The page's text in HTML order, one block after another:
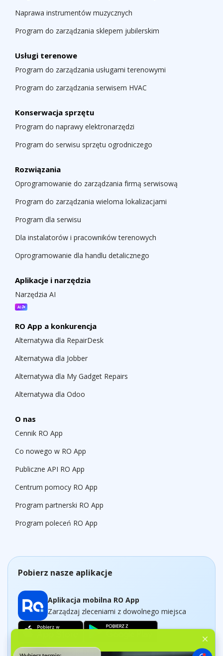
Naprawa instrumentów muzycznych
Program do zarządzania sklepem jubilerskim
Usługi terenowe
Program do zarządzania usługami terenowymi
Program do zarządzania serwisem HVAC
Konserwacja sprzętu
Program do naprawy elektronarzędzi
Program do serwisu sprzętu ogrodniczego
Rozwiązania
Oprogramowanie do zarządzania firmą serwisową
Program do zarządzania wieloma lokalizacjami
Program dla serwisu
Dla instalatorów i pracowników terenowych
Oprogramowanie dla handlu detalicznego
Aplikacje i narzędzia
Narzędzia AI
RO App a konkurencja
Alternatywa dla RepairDesk
Alternatywa dla Jobber
Alternatywa dla My Gadget Repairs
Alternatywa dla Odoo
O nas
Cennik RO App
Co nowego w RO App
Publiczne API RO App
Centrum pomocy RO App
Program partnerski RO App
Program poleceń RO App
Pobierz nasze aplikacje
Aplikacja mobilna RO App
Zarządzaj zleceniami z dowolnego miejsca
Aplikacja Dashboard